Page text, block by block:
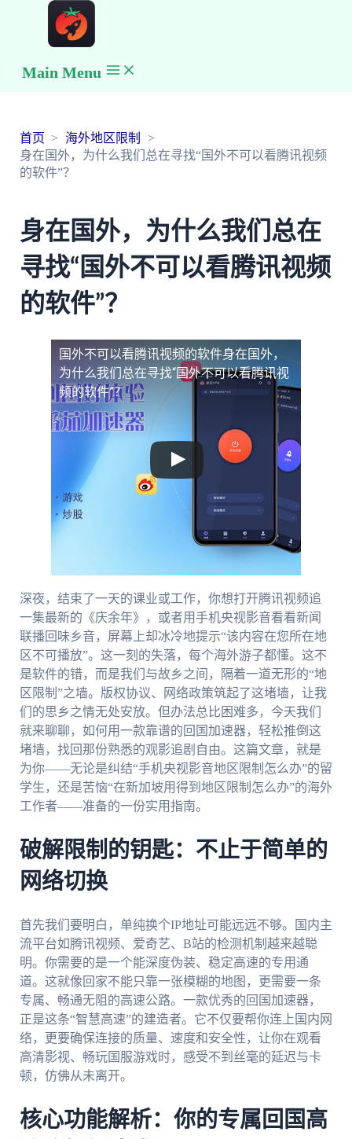
Main Menu
首页
海外地区限制
身在国外，为什么我们总在寻找“国外不可以看腾讯视频
的软件”？
身在国外，为什么我们总在
寻找“国外不可以看腾讯视频
的软件”？
国外不可以看腾讯视频的软件身在国外，
为什么我们总在寻找“国外不可以看腾讯视
频的软件”？
深夜，结束了一天的课业或工作，你想打开腾讯视频追
一集最新的《庆余年》，或者用手机央视影音看看新闻
联播回味乡音，屏幕上却冰冷地提示“该内容在您所在地
区不可播放”。这一刻的失落，每个海外游子都懂。这不
是软件的错，而是我们与故乡之间，隔着一道无形的“地
区限制”之墙。版权协议、网络政策筑起了这堵墙，让我
们的思乡之情无处安放。但办法总比困难多，今天我们
就来聊聊，如何用一款靠谱的回国加速器，轻松推倒这
堵墙，找回那份熟悉的观影追剧自由。这篇文章，就是
为你——无论是纠结“手机央视影音地区限制怎么办”的留
学生，还是苦恼“在新加坡用得到地区限制怎么办”的海外
工作者——准备的一份实用指南。
破解限制的钥匙：不止于简单的
网络切换
首先我们要明白，单纯换个IP地址可能远远不够。国内主
流平台如腾讯视频、爱奇艺、B站的检测机制越来越聪
明。你需要的是一个能深度伪装、稳定高速的专用通
道。这就像回家不能只靠一张模糊的地图，更需要一条
专属、畅通无阻的高速公路。一款优秀的回国加速器，
正是这条“智慧高速”的建造者。它不仅要帮你连上国内网
络，更要确保连接的质量、速度和安全性，让你在观看
高清影视、畅玩国服游戏时，感受不到丝毫的延迟与卡
顿，仿佛从未离开。
核心功能解析：你的专属回国高